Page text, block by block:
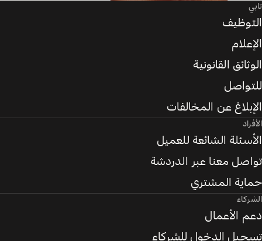
القانونية
عن المخالفات
الشائعة للعميل
معنا عبر الدردشة
المشتري
الأعمال
الدخول للشركاء